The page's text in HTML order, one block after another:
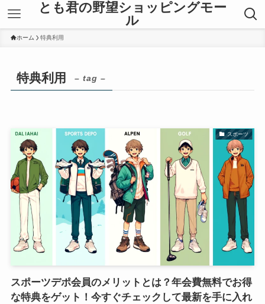
とも君の野望ショッピングモー
ル
ホーム 特典利用
特典利用 – tag –
スポーツ
スポーツデポ会員のメリットとは？年会費無料でお得
な特典をゲット！今すぐチェックして最新を手に入れ